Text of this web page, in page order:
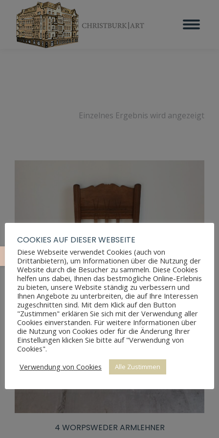
Einzelnes Ergebnis wird angezeigt
4 WORPSWEDER ARMLEHNER
COOKIES AUF DIESER WEBSEITE
Diese Webseite verwendet Cookies (auch von
Drittanbietern), um Informationen über die Nutzung der
Website durch die Besucher zu sammeln. Diese Cookies
helfen uns dabei, Ihnen das bestmögliche Online-Erlebnis
zu bieten, unsere Website ständig zu verbessern und
Ihnen Angebote zu unterbreiten, die auf Ihre Interessen
zugeschnitten sind. Mit dem Klick auf den Button
"Zustimmen" erklären Sie sich mit der Verwendung aller
Cookies einverstanden. Für weitere Informationen über
die Nutzung von Cookies oder für die Änderung Ihrer
Einstellungen klicken Sie bitte auf "Verwendung von
Cookies".
Verwendung von Cookies
Alle Zustimmen